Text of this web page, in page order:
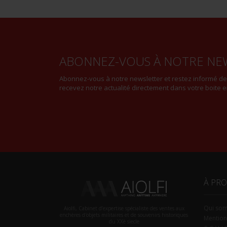
ABONNEZ-VOUS À NOTRE
Abonnez-vous à notre newsletter et restez informé
recevez notre actualité directement dans votre boite
À